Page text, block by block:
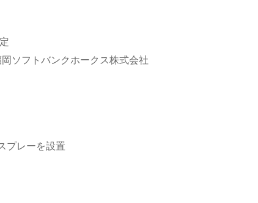
フトバンクホークス株式会社
プレーを設置